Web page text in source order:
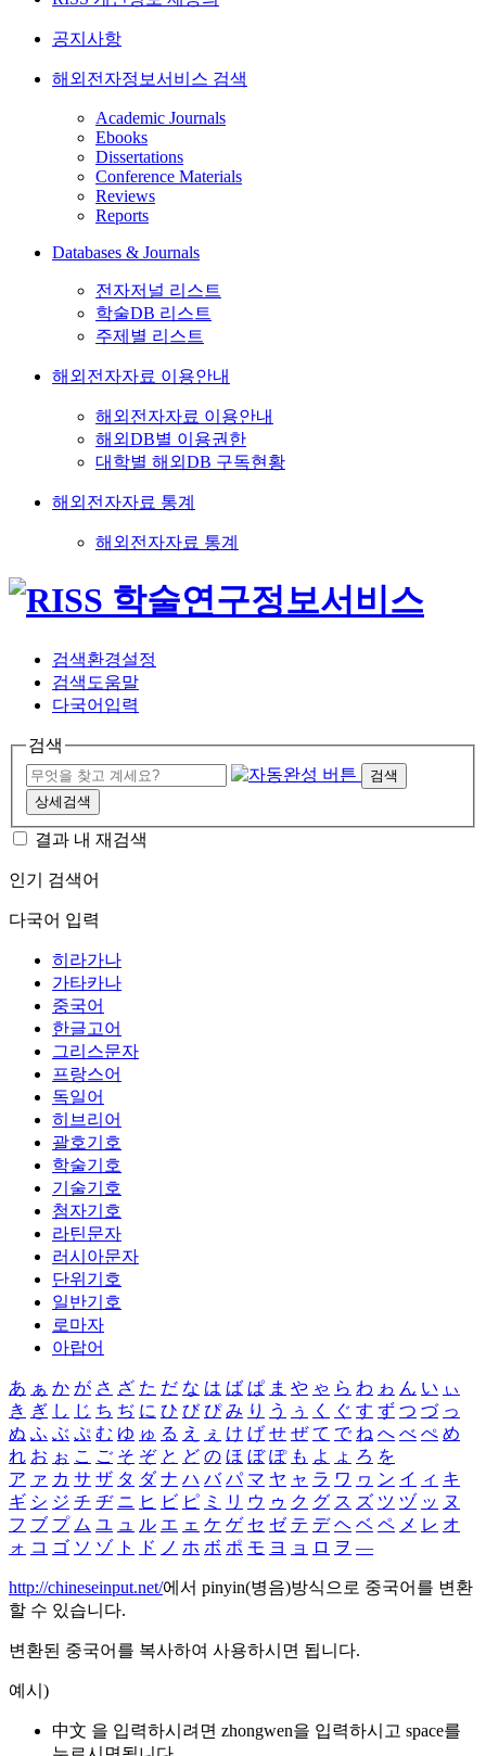
공지사항
해외전자정보서비스 검색
Academic Journals
Ebooks
Dissertations
Conference Materials
Reviews
Reports
Databases & Journals
전자저널 리스트
학술DB 리스트
주제별 리스트
해외전자자료 이용안내
해외전자자료 이용안내
해외DB별 이용권한
대학별 해외DB 구독현황
해외전자자료 통계
해외전자자료 통계
검색환경설정
검색도움말
다국어입력
검색
검색
상세검색
결과 내 재검색
인기 검색어
다국어 입력
히라가나
가타카나
중국어
한글고어
그리스문자
프랑스어
독일어
히브리어
괄호기호
학술기호
기술기호
첨자기호
라틴문자
러시아문자
단위기호
일반기호
로마자
아랍어
あ ぁ か が さ ざ た だ な は ば ぱ ま や ゃ ら わ ゎ ん い ぃ
き ぎ し じ ち ぢ に ひ び ぴ み り う ぅ く ぐ す ず つ づ っ
ぬ ふ ぶ ぷ む ゆ ゅ る え ぇ け げ せ ぜ て で ね へ べ ぺ め
れ お ぉ こ ご そ ぞ と ど の ほ ぼ ぽ も よ ょ ろ を
ア ァ カ サ ザ タ ダ ナ ハ バ パ マ ヤ ャ ラ ワ ヮ ン イ ィ キ
ギ シ ジ チ ヂ ニ ヒ ビ ピ ミ リ ウ ゥ ク グ ス ズ ツ ヅ ッ ヌ
フ ブ プ ム ユ ュ ル エ ェ ケ ゲ セ ゼ テ デ ヘ ベ ペ メ レ オ
ォ コ ゴ ソ ゾ ト ド ノ ホ ボ ポ モ ヨ ョ ロ ヲ ―
http://chineseinput.net/에서 pinyin(병음)방식으로 중국어를 변환
할 수 있습니다.
변환된 중국어를 복사하여 사용하시면 됩니다.
예시)
中文 을 입력하시려면 zhongwen을 입력하시고 space를